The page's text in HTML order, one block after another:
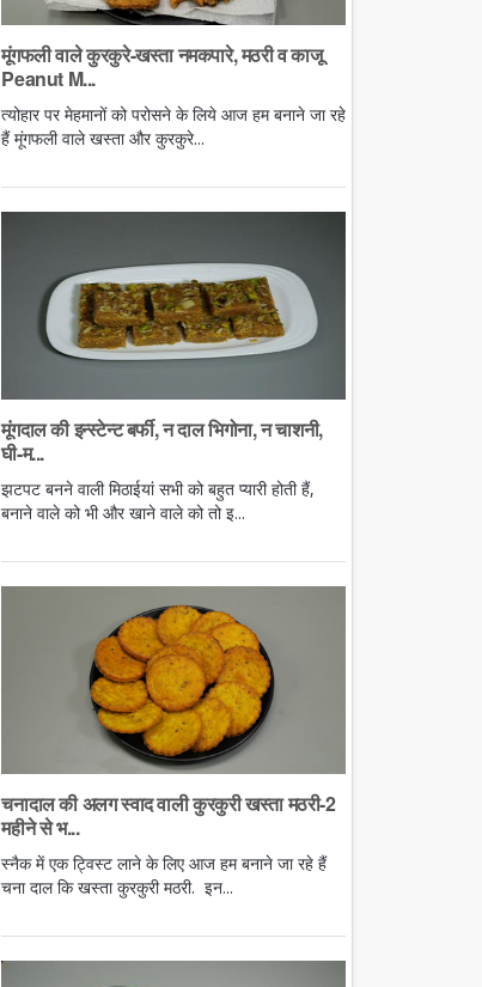
मूंगफली वाले कुरकुरे-खस्ता नमकपारे, मठरी व काजू
Peanut M...
त्योहार पर मेहमानों को परोसने के लिये आज हम बनाने जा रहे
हैं मूंगफली वाले खस्ता और कुरकुरे...
मूंगदाल की इन्स्टेन्ट बर्फी, न दाल भिगोना, न चाशनी,
घी-म...
झटपट बनने वाली मिठाईयां सभी को बहुत प्यारी होती हैं,
बनाने वाले को भी और खाने वाले को तो इ...
चनादाल की अलग स्वाद वाली कुरकुरी खस्ता मठरी-2
महीने से भ...
स्नैक में एक ट्विस्ट लाने के लिए आज हम बनाने जा रहे हैं
चना दाल कि खस्ता कुरकुरी मठरी. इन...